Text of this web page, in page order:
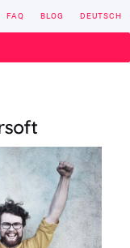
FAQ BLOG DEUTSCH